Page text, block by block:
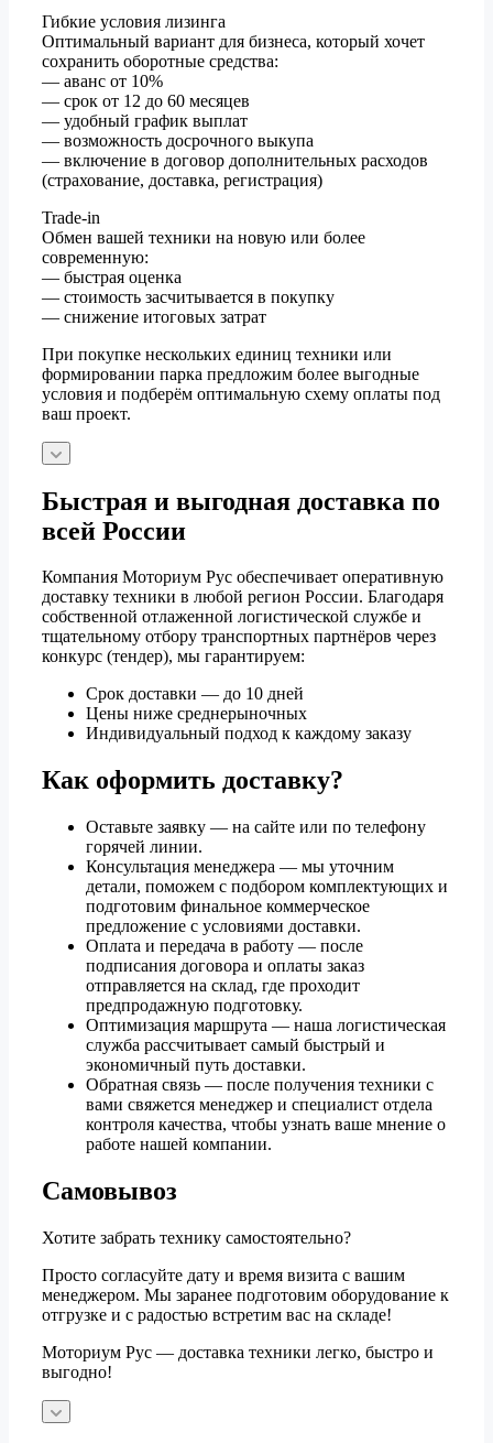
Гибкие условия лизинга
Оптимальный вариант для бизнеса, который хочет
сохранить оборотные средства:
— аванс от 10%
— срок от 12 до 60 месяцев
— удобный график выплат
— возможность досрочного выкупа
— включение в договор дополнительных расходов
(страхование, доставка, регистрация)
Trade-in
Обмен вашей техники на новую или более
современную:
— быстрая оценка
— стоимость засчитывается в покупку
— снижение итоговых затрат
При покупке нескольких единиц техники или
формировании парка предложим более выгодные
условия и подберём оптимальную схему оплаты под
ваш проект.
Быстрая и выгодная доставка по
всей России
Компания Моториум Рус обеспечивает оперативную
доставку техники в любой регион России. Благодаря
собственной отлаженной логистической службе и
тщательному отбору транспортных партнёров через
конкурс (тендер), мы гарантируем:
Срок доставки — до 10 дней
Цены ниже среднерыночных
Индивидуальный подход к каждому заказу
Как оформить доставку?
Оставьте заявку — на сайте или по телефону
горячей линии.
Консультация менеджера — мы уточним
детали, поможем с подбором комплектующих и
подготовим финальное коммерческое
предложение с условиями доставки.
Оплата и передача в работу — после
подписания договора и оплаты заказ
отправляется на склад, где проходит
предпродажную подготовку.
Оптимизация маршрута — наша логистическая
служба рассчитывает самый быстрый и
экономичный путь доставки.
Обратная связь — после получения техники с
вами свяжется менеджер и специалист отдела
контроля качества, чтобы узнать ваше мнение о
работе нашей компании.
Самовывоз
Хотите забрать технику самостоятельно?
Просто согласуйте дату и время визита с вашим
менеджером. Мы заранее подготовим оборудование к
отгрузке и с радостью встретим вас на складе!
Моториум Рус — доставка техники легко, быстро и
выгодно!